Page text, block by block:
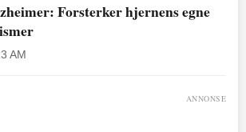
Forsterker hjernens egne
AM
ANNONSE